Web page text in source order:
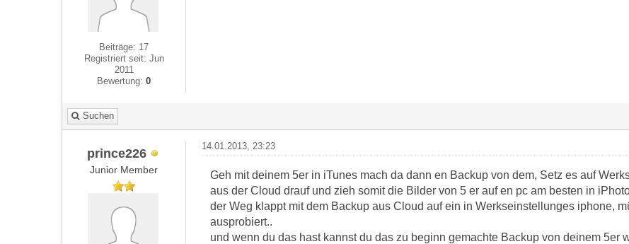
Beiträge: 17
Registriert seit: Jun
2011
Bewertung:0
Suchen
prince226
Junior Member
14.01.2013, 23:23
Geh mit deinem 5er in iTunes mach da dann en Backup von dem, Setz es auf
aus der Cloud drauf und zieh somit die Bilder von 5 er auf en pc am besten in
der Weg klappt mit dem Backup aus Cloud auf ein in Werkseinstellunges iphone,
ausprobiert..
und wenn du das hast kannst du das zu beginn gemachte Backup von deinem 5er